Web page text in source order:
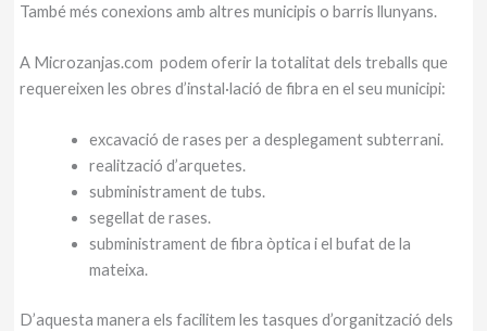
També més conexions amb altres municipis o barris llunyans.
A Microzanjas.com podem oferir la totalitat dels treballs que
requereixen les obres d’instal·lació de fibra en el seu municipi:
excavació de rases per a desplegament subterrani.
realització d’arquetes.
subministrament de tubs.
segellat de rases.
subministrament de fibra òptica i el bufat de la
mateixa.
D’aquesta manera els facilitem les tasques d’organització dels